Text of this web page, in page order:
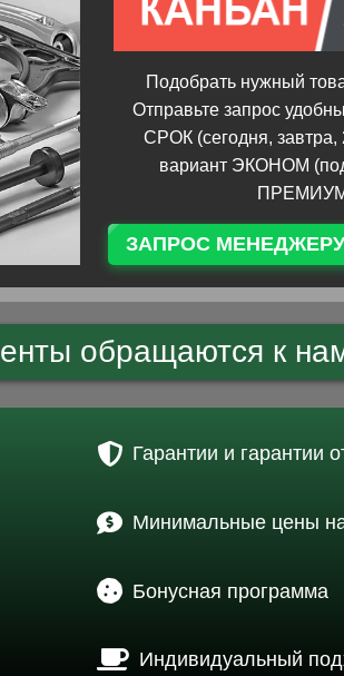
Подобрать нужный
Отправьте запрос
СРОК (сегодня, завтра,
вариант ЭКОНОМ
ПРЕМИУМ
ЗАПРОС МЕНЕДЖЕРУ
обращаются к
Гарантии и гарантии
Минимальные цены
Бонусная программа
Индивидуальный